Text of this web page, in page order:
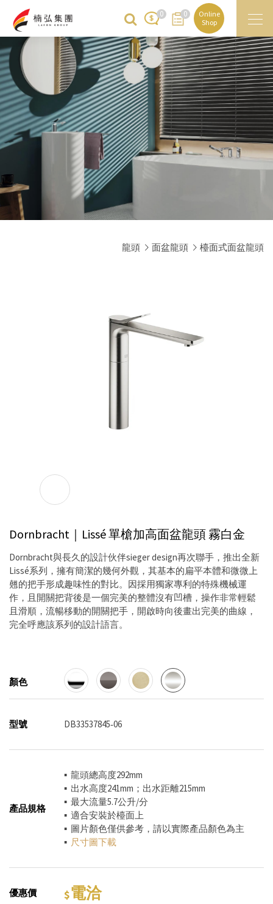
0 0
Online
Shop
龍頭 面盆龍頭 檯面式面盆龍頭
Dornbracht｜Lissé 單槍加高面盆龍頭霧白金
Dornbracht與長久的設計伙伴sieger design再次聯手，推出全新
Lissé系列，擁有簡潔的幾何外觀，其基本的扁平本體和微微上
翹的把手形成趣味性的對比。因採用獨家專利的特殊機械運
作，且開關把背後是一個完美的整體沒有凹槽，操作非常輕鬆
且滑順，流暢移動的開關把手，開啟時向後畫出完美的曲線，
完全呼應該系列的設計語言。
顏色
型號 DB33537845‐06
產品規格
▪ 龍頭總高度292mm
▪ 出水高度241mm；出水距離215mm
▪ 最大流量5.7公升/分
▪ 適合安裝於檯面上
▪ 圖片顏色僅供參考，請以實際產品顏色為主
▪ 尺寸圖下載
優惠價 電洽